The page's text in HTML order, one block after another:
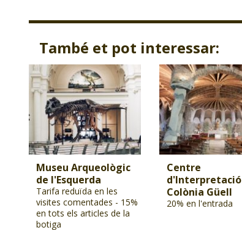
També et pot interessar:
Museu Arqueològic
de l'Esquerda
Tarifa reduïda en les
visites comentades - 15%
en tots els articles de la
botiga
Centre
d'Interpretació
Colònia Güell
20% en l'entrada